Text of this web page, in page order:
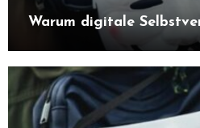
Warum digitale